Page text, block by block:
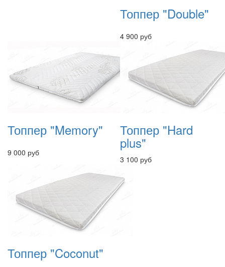
Топпер "Double"
4 900 руб
Топпер "Memory"
9 000 руб
Топпер "Hard
plus"
3 100 руб
Топпер "Coconut"